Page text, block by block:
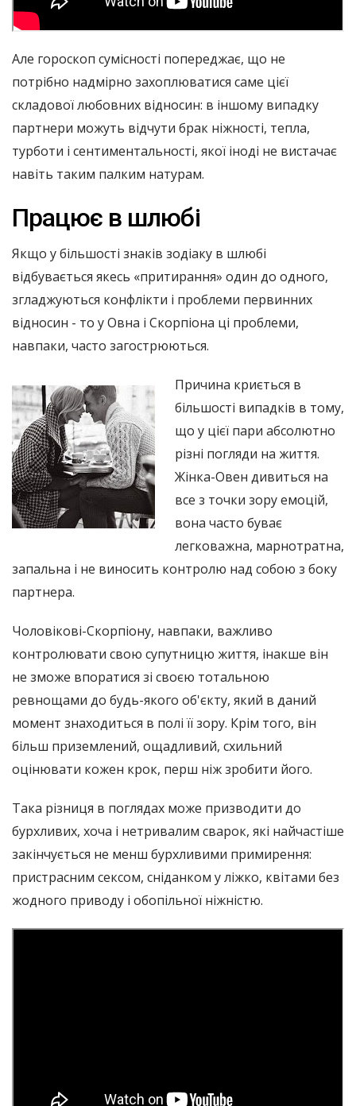
Але гороскоп сумісності попереджає, що не
потрібно надмірно захоплюватися саме цієї
складової любовних відносин: в іншому випадку
партнери можуть відчути брак ніжності, тепла,
турботи і сентиментальності, якої іноді не вистачає
навіть таким палким натурам.
Працює в шлюбі
Якщо у більшості знаків зодіаку в шлюбі
відбувається якесь «притирання» один до одного,
згладжуються конфлікти і проблеми первинних
відносин - то у Овна і Скорпіона ці проблеми,
навпаки, часто загострюються.
Причина криється в
більшості випадків в тому,
що у цієї пари абсолютно
різні погляди на життя.
Жінка-Овен дивиться на
все з точки зору емоцій,
вона часто буває
легковажна, марнотратна,
запальна і не виносить контролю над собою з боку
партнера.
Чоловікові-Скорпіону, навпаки, важливо
контролювати свою супутницю життя, інакше він
не зможе впоратися зі своєю тотальною
ревнощами до будь-якого об'єкту, який в даний
момент знаходиться в полі її зору. Крім того, він
більш приземлений, ощадливий, схильний
оцінювати кожен крок, перш ніж зробити його.
Така різниця в поглядах може призводити до
бурхливих, хоча і нетривалим сварок, які найчастіше
закінчується не менш бурхливими примирення:
пристрасним сексом, сніданком у ліжко, квітами без
жодного приводу і обопільної ніжністю.